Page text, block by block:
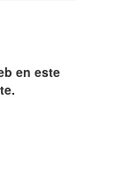
en este